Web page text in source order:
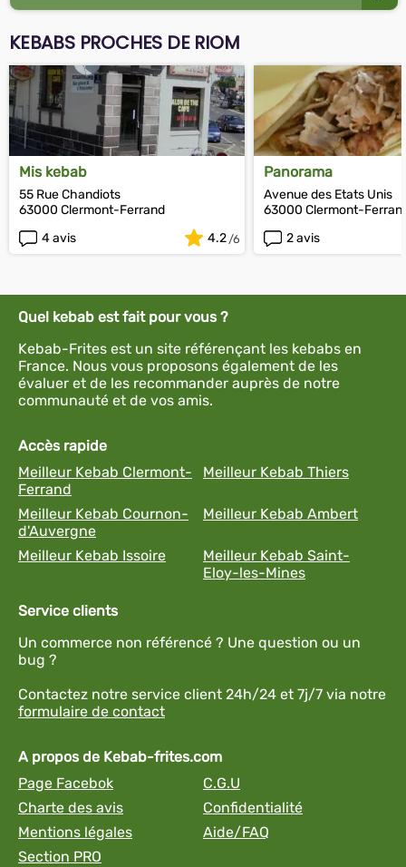
KEBABS PROCHES DE RIOM
Mis kebab
55 Rue Chandiots
63000 Clermont-Ferrand
4 avis
4.2
Panorama
Avenue des Etats Unis
63000 Clermont-
2 avis
Quel kebab est fait pour vous ?
Kebab-Frites est un site référençant les kebabs en
France. Nous vous proposons également de les
évaluer et de les recommander auprès de notre
communauté et de vos amis.
Accès rapide
Meilleur Kebab Clermont-
Ferrand
Meilleur Kebab Thiers
Meilleur Kebab Cournon-
d'Auvergne
Meilleur Kebab Ambert
Meilleur Kebab Issoire
Meilleur Kebab Saint-
Eloy-les-Mines
Service clients
Un commerce non référencé ? Une question ou un
bug ?
Contactez notre service client 24h/24 et 7j/7 via notre
formulaire de contact
A propos de Kebab-frites.com
Page Facebok
C.G.U
Charte des avis
Confidentialité
Mentions légales
Aide/FAQ
Section PRO